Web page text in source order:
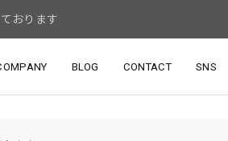
おります
BLOG CONTACT SNS